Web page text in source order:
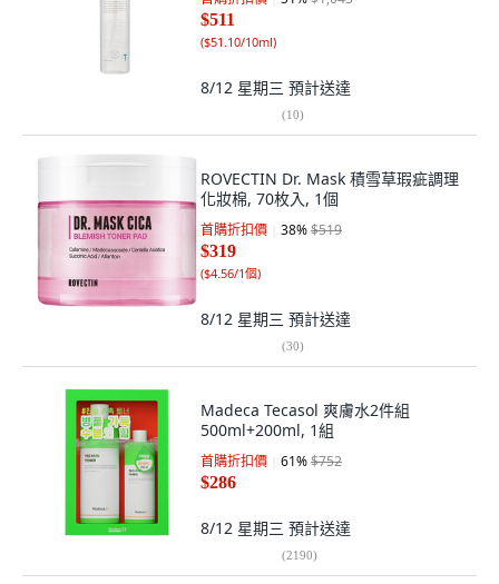
$511
($51.10/10ml)
8/12 星期三 預計送達
(10)
ROVECTIN Dr. Mask 積雪草瑕疵調理
化妝棉, 70枚入, 1個
首購折扣價 38%$519
$319
($4.56/1個)
8/12 星期三 預計送達
(30)
Madeca Tecasol 爽膚水2件組
500ml+200ml, 1組
首購折扣價 61%$752
$286
8/12 星期三 預計送達
(2190)